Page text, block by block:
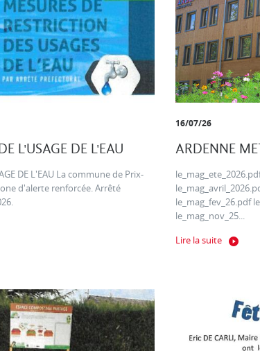
L'USAGE DE L'EAU
DE L'EAU La commune de Prix-
d'alerte renforcée. Arrêté
16/07/26
ARDENNE
le_mag_fev_26.pdf
le_mag_nov_25...
Lire la suite